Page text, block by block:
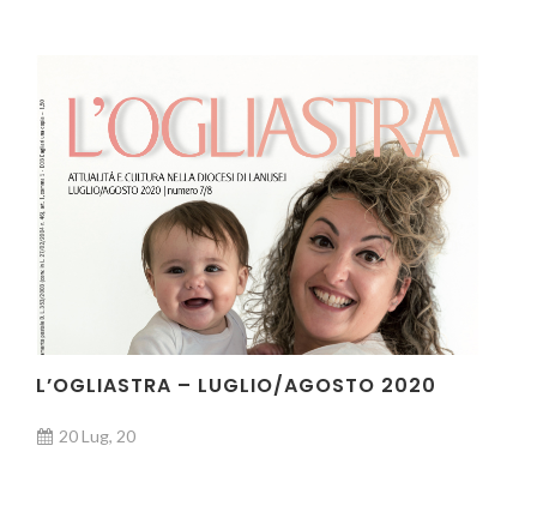
L’OGLIASTRA – LUGLIO/AGOSTO 2020
20 Lug, 20